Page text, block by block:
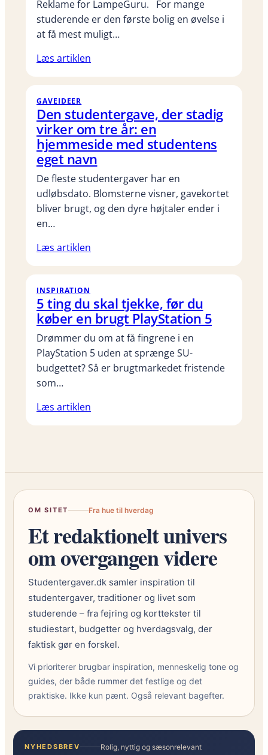
Reklame for LampeGuru. For mange
studerende er den første bolig en øvelse i
at få mest muligt…
Læs artiklen
GAVEIDEER
Den studentergave, der stadig
virker om tre år: en
hjemmeside med studentens
eget navn
De fleste studentergaver har en
udløbsdato. Blomsterne visner, gavekortet
bliver brugt, og den dyre højtaler ender i
en…
Læs artiklen
INSPIRATION
5 ting du skal tjekke, før du
køber en brugt PlayStation 5
Drømmer du om at få fingrene i en
PlayStation 5 uden at sprænge SU-
budgettet? Så er brugtmarkedet fristende
som…
Læs artiklen
OM SITET Fra hue til hverdag
Et redaktionelt univers
om overgangen videre
Studentergaver.dk samler inspiration til
studentergaver, traditioner og livet som
studerende – fra fejring og korttekster til
studiestart, budgetter og hverdagsvalg, der
faktisk gør en forskel.
Vi prioriterer brugbar inspiration, menneskelig tone og
guides, der både rummer det festlige og det
praktiske. Ikke kun pænt. Også relevant bagefter.
NYHEDSBREV Rolig, nyttig og sæsonrelevant